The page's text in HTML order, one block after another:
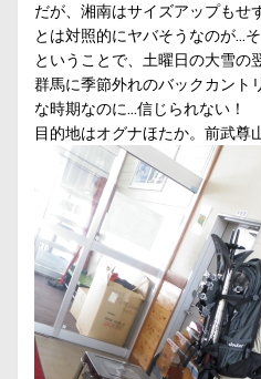
だが、湘南はサイズアップもせ
とは対照的にヤバそうなのが…
ということで、土曜日の大雪の
群馬に季節外れのバックカント
な時期なのに…信じられない！
目的地はオグナほたか。前武尊